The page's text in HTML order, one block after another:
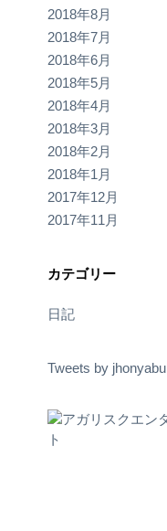
2018年8月
2018年7月
2018年6月
2018年5月
2018年4月
2018年3月
2018年2月
2018年1月
2017年12月
2017年11月
カテゴリー
日記
Tweets by jhonyabu